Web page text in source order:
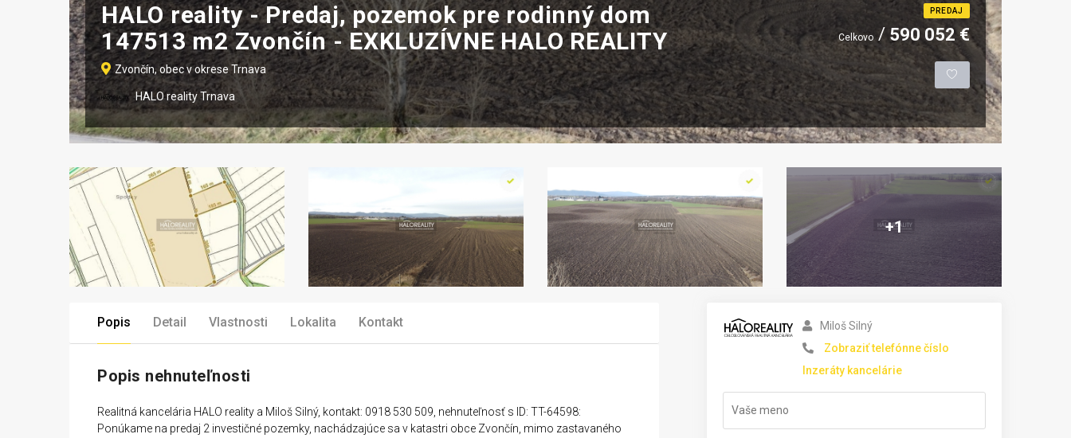
HALO reality - Predaj, pozemok pre rodinný dom
147513 m2 Zvončín - EXKLUZÍVNE HALO REALITY
Zvončín, obec v okrese Trnava
HALO reality Trnava
PREDAJ
Celkovo 590 052 €
+1
Popis Detail Vlastnosti Lokalita Kontakt
Popis nehnuteľnosti
Realitná kancelária HALO reality a Miloš Silný, kontakt: 0918 530 509, nehnuteľnosť s ID: TT-64598:
Ponúkame na predaj 2 investičné pozemky, nachádzajúce sa v katastri obce Zvončín, mimo zastavaného
Miloš Silný
Zobraziť telefónne číslo
Inzeráty kancelárie